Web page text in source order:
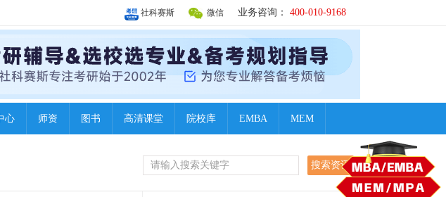
业务咨询： 400-010-9168
微信
社科赛斯
心 师资 图书 高清课堂 院校库 EMBA MEM